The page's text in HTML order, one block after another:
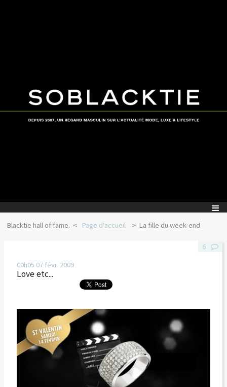
Blacktie hall of fame. Page d'accueil La fille du week-end
00h05 07 févr. 2009
Love etc...
6